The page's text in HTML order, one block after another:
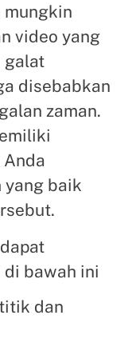
mungkin
video yang
galat
disebabkan
zaman.
Anda
yang baik
bawah ini
dan